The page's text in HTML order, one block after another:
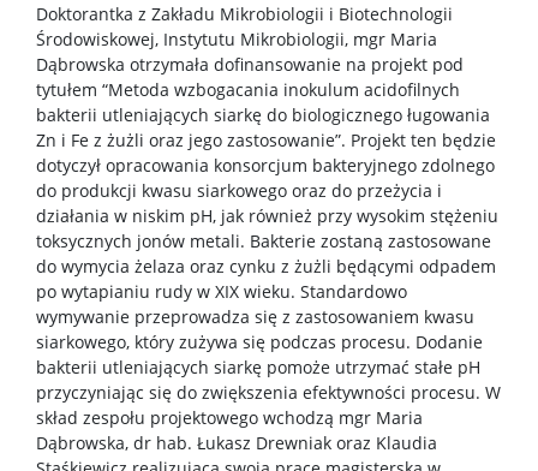
Doktorantka z Zakładu Mikrobiologii i Biotechnologii
Środowiskowej, Instytutu Mikrobiologii, mgr Maria
Dąbrowska otrzymała dofinansowanie na projekt pod
tytułem “Metoda wzbogacania inokulum acidofilnych
bakterii utleniających siarkę do biologicznego ługowania
Zn i Fe z żużli oraz jego zastosowanie”. Projekt ten będzie
dotyczył opracowania konsorcjum bakteryjnego zdolnego
do produkcji kwasu siarkowego oraz do przeżycia i
działania w niskim pH, jak również przy wysokim stężeniu
toksycznych jonów metali. Bakterie zostaną zastosowane
do wymycia żelaza oraz cynku z żużli będącymi odpadem
po wytapianiu rudy w XIX wieku. Standardowo
wymywanie przeprowadza się z zastosowaniem kwasu
siarkowego, który zużywa się podczas procesu. Dodanie
bakterii utleniających siarkę pomoże utrzymać stałe pH
przyczyniając się do zwiększenia efektywności procesu. W
skład zespołu projektowego wchodzą mgr Maria
Dąbrowska, dr hab. Łukasz Drewniak oraz Klaudia